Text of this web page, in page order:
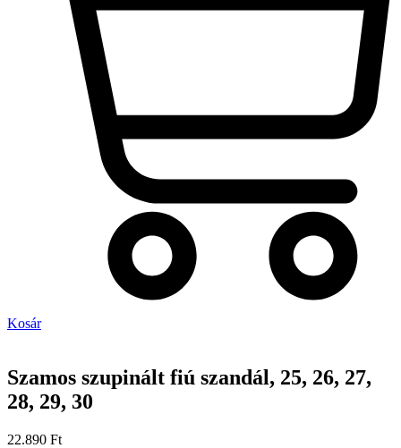
Kosár
Szamos szupinált fiú szandál, 25, 26, 27,
28, 29, 30
22.890 Ft